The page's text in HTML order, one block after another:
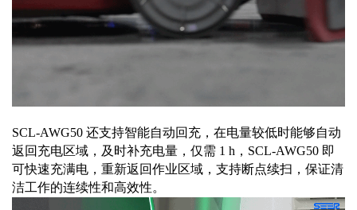
SCL-AWG50 还支持智能自动回充，在电量较低时能够自动
返回充电区域，及时补充电量，仅需 1 h，SCL-AWG50 即
可快速充满电，重新返回作业区域，支持断点续扫，保证清
洁工作的连续性和高效性。